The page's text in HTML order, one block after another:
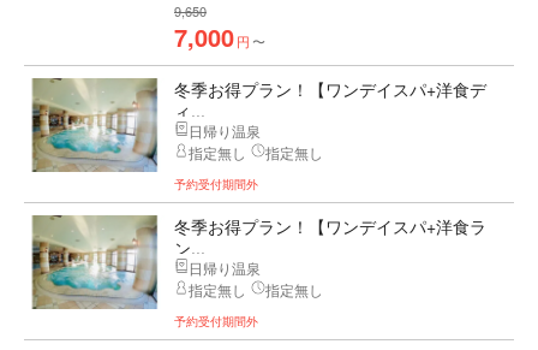
9,650
7,000円 〜
冬季お得プラン！【ワンデイスパ+洋食デ
ィ...
日帰り温泉
指定無し
指定無し
予約受付期間外
冬季お得プラン！【ワンデイスパ+洋食ラ
ン...
日帰り温泉
指定無し
指定無し
予約受付期間外